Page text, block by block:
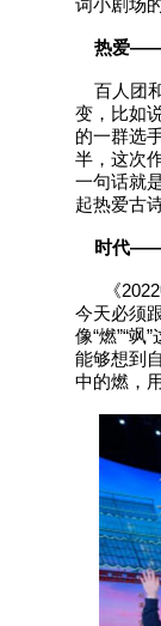
词小剧场
热爱——
百人团
变，比如
的一群选
半，这次
一句话就
起热爱古
时代——
《2022
今天必须
像“燃”“
能够想到
中的燃，